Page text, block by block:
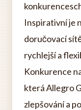
Inspirativní je
doručovací
rychlejší a
Konkurence
která Allegro
zlepšování a